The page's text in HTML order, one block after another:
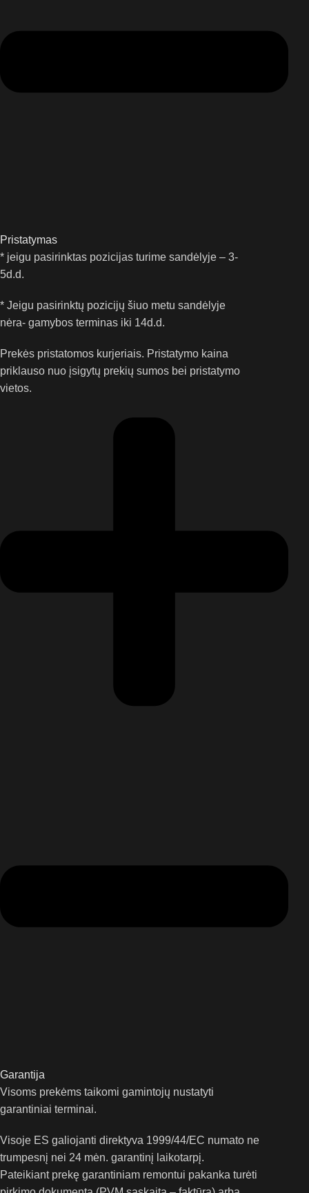
Pristatymas
* jeigu pasirinktas pozicijas turime sandėlyje – 3-
5d.d.
* Jeigu pasirinktų pozicijų šiuo metu sandėlyje
nėra- gamybos terminas iki 14d.d.
Prekės pristatomos kurjeriais. Pristatymo kaina
priklauso nuo įsigytų prekių sumos bei pristatymo
vietos.
Garantija
Visoms prekėms taikomi gamintojų nustatyti
garantiniai terminai.
Visoje ES galiojanti direktyva 1999/44/EC numato ne
trumpesnį nei 24 mėn. garantinį laikotarpį.
Pateikiant prekę garantiniam remontui pakanka turėti